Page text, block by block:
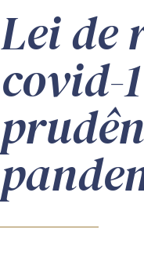
Lei de
covid-